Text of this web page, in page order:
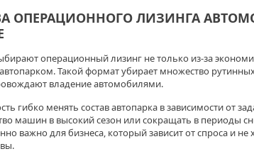
ОПЕРАЦИОННОГО ЛИЗИНГА
операционный лизинг не только из-за
Такой формат убирает множество
владение автомобилями.
гибко менять состав автопарка в зависимости от
машин в высокий сезон или сокращать в периоды
важно для бизнеса, который зависит от спроса и не